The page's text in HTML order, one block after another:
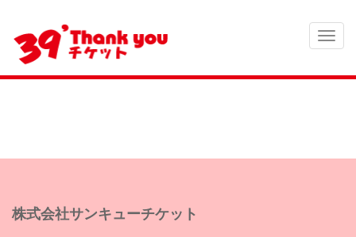
株式会社サンキューチケット